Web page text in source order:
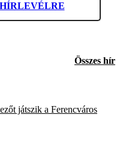
Összes hír
játszik a Ferencváros